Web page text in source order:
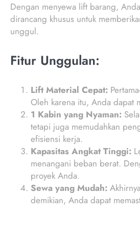
Dengan menyewa lift barang,
dirancang khusus untuk
unggul.
Fitur Unggulan:
Lift Material Cepat:
Oleh karena itu, Anda dapat
1 Kabin yang Nyaman:
tetapi juga memudahkan
efisiensi kerja.
Kapasitas Angkat Tinggi:
menangani beban berat.
proyek Anda.
Sewa yang Mudah:
demikian, Anda dapat